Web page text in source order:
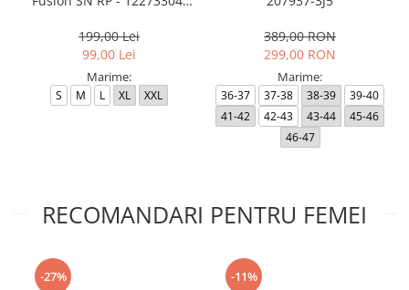
199,00 Lei
99,00 Lei
Marime:
S M L XL XXL
389,00 RON
299,00 RON
Marime:
36-37 37-38 38-39
39-40
41-42
42-43 43-44
45-46
46-47
RECOMANDARI PENTRU FEMEI
-27% -11%